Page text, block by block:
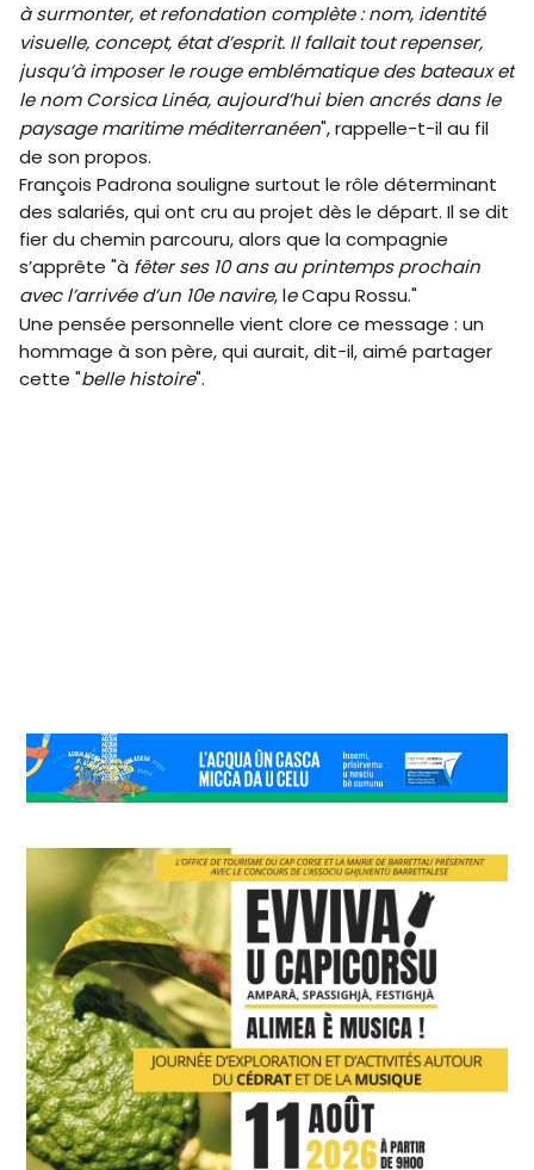
à surmonter, et refondation complète : nom, identité
visuelle, concept, état d’esprit. Il fallait tout repenser,
jusqu’à imposer le rouge emblématique des bateaux et
le nom Corsica Linéa, aujourd’hui bien ancrés dans le
paysage maritime méditerranéen", rappelle-t-il au fil
de son propos.
François Padrona souligne surtout le rôle déterminant
des salariés, qui ont cru au projet dès le départ. Il se dit
fier du chemin parcouru, alors que la compagnie
s’apprête "à fêter ses 10 ans au printemps prochain
avec l’arrivée d’un 10e navire, leCapu Rossu."
Une pensée personnelle vient clore ce message : un
hommage à son père, qui aurait, dit-il, aimé partager
cette "belle histoire".